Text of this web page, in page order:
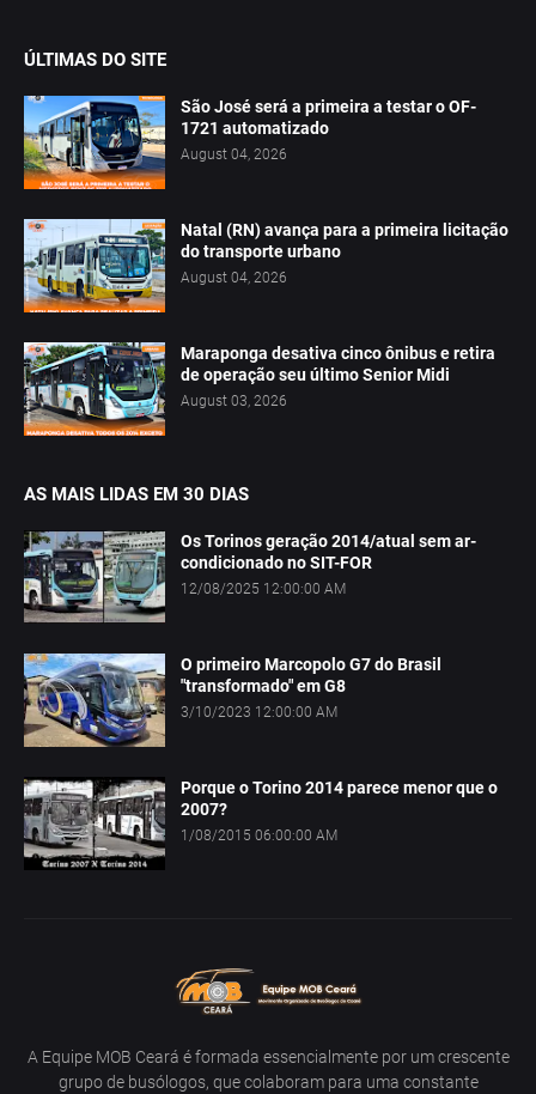
ÚLTIMAS DO SITE
São José será a primeira a testar o OF-
1721 automatizado
August 04, 2026
Natal (RN) avança para a primeira licitação
do transporte urbano
August 04, 2026
Maraponga desativa cinco ônibus e retira
de operação seu último Senior Midi
August 03, 2026
AS MAIS LIDAS EM 30 DIAS
Os Torinos geração 2014/atual sem ar-
condicionado no SIT-FOR
12/08/2025 12:00:00 AM
O primeiro Marcopolo G7 do Brasil
"transformado" em G8
3/10/2023 12:00:00 AM
Porque o Torino 2014 parece menor que o
2007?
1/08/2015 06:00:00 AM
A Equipe MOB Ceará é formada essencialmente por um crescente
grupo de busólogos, que colaboram para uma constante